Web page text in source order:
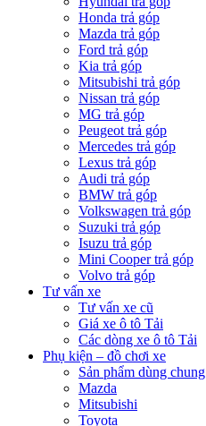
Honda trả góp
Mazda trả góp
Ford trả góp
Kia trả góp
Mitsubishi trả góp
Nissan trả góp
MG trả góp
Peugeot trả góp
Mercedes trả góp
Lexus trả góp
Audi trả góp
BMW trả góp
Volkswagen trả góp
Suzuki trả góp
Isuzu trả góp
Mini Cooper trả góp
Volvo trả góp
Tư vấn xe
Tư vấn xe cũ
Giá xe ô tô Tải
Các dòng xe ô tô Tải
Phụ kiện – đồ chơi xe
Sản phẩm dùng chung
Mazda
Mitsubishi
Toyota